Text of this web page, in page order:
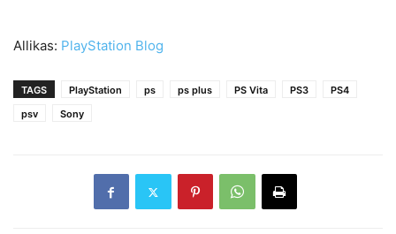
Allikas: PlayStation Blog
TAGS PlayStation ps ps plus PS Vita PS3
PS4
psv
Sony